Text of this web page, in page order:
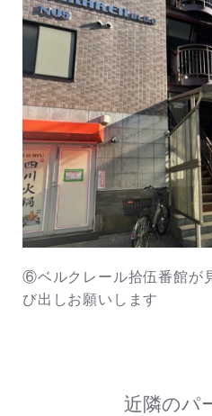
⑥ベルクレール拾伍番館が
び出しお願いします
近隣のパ